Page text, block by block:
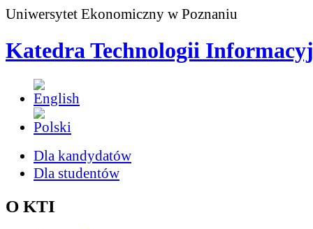
Uniwersytet Ekonomiczny w Poznaniu
Katedra Technologii
Dla kandydatów
Dla studentów
O KTI